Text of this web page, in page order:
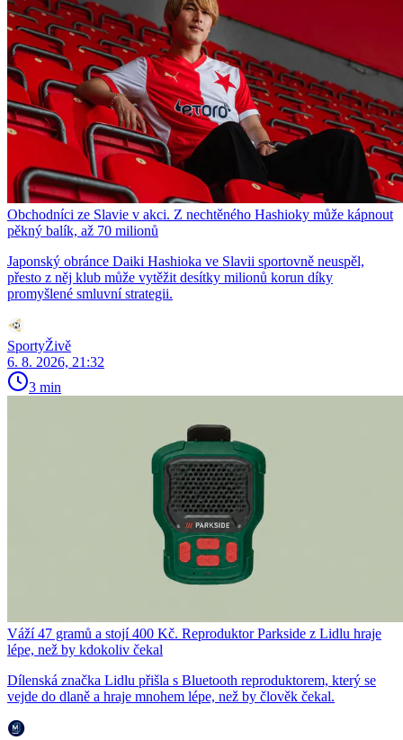
Obchodníci ze Slavie v akci. Z nechtěného Hashioky může kápnout
pěkný balík, až 70 milionů
Japonský obránce Daiki Hashioka ve Slavii sportovně neuspěl,
přesto z něj klub může vytěžit desítky milionů korun díky
promyšlené smluvní strategii.
SportyŽivě
6. 8. 2026, 21:32
3 min
Váží 47 gramů a stojí 400 Kč. Reproduktor Parkside z Lidlu hraje
lépe, než by kdokoliv čekal
Dílenská značka Lidlu přišla s Bluetooth reproduktorem, který se
vejde do dlaně a hraje mnohem lépe, než by člověk čekal.